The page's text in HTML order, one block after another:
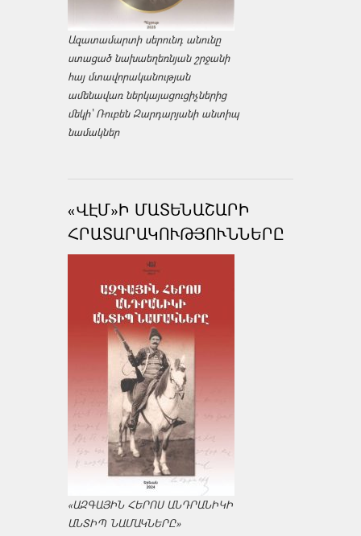
Ազատամարտի սերունդ անունը
ստացած նախաեղեռնյան շրջանի
հայ մտավորականության
ամենավառ ներկայացուցիչներից
մեկի՝ Ռուբեն Զարդարյանի անտիպ
նամակներ
«ՎԷՄ»Ի ՄԱՏԵՆԱՇԱՐԻ
ՀՐԱՏԱՐԱԿՈՒԹՅՈՒՆՆԵՐԸ
«ԱԶԳԱՅԻՆ ՀԵՐՈՍ ԱՆԴՐԱՆԻԿԻ
ԱՆՏԻՊ ՆԱՄԱԿՆԵՐԸ»